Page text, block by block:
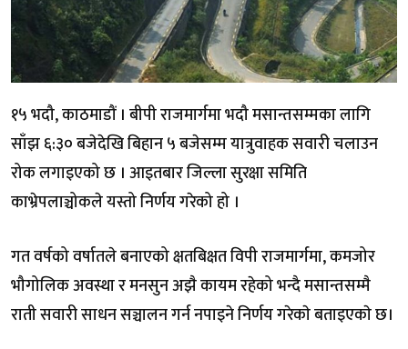
१५ भदौ, काठमाडौं । बीपी राजमार्गमा भदौ मसान्तसम्मका लागि
साँझ ६:३० बजेदेखि बिहान ५ बजेसम्म यात्रुवाहक सवारी चलाउन
रोक लगाइएको छ । आइतबार जिल्ला सुरक्षा समिति
काभ्रेपलाञ्चोकले यस्तो निर्णय गरेको हो ।
गत वर्षको वर्षातले बनाएको क्षतबिक्षत विपी राजमार्गमा, कमजोर
भौगोलिक अवस्था र मनसुन अझै कायम रहेको भन्दै मसान्तसम्मै
राती सवारी साधन सञ्चालन गर्न नपाइने निर्णय गरेकाे बताइएकाे छ।